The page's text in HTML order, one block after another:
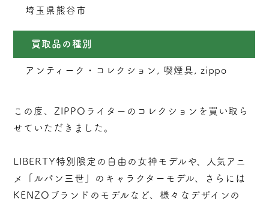
埼玉県熊谷市
買取品の種別
アンティーク・コレクション, 喫煙具, zippo
この度、ZIPPOライターのコレクションを買い取ら
せていただきました。
LIBERTY特別限定の自由の女神モデルや、人気アニ
メ「ルパン三世」のキャラクターモデル、さらには
KENZOブランドのモデルなど、様々なデザインの